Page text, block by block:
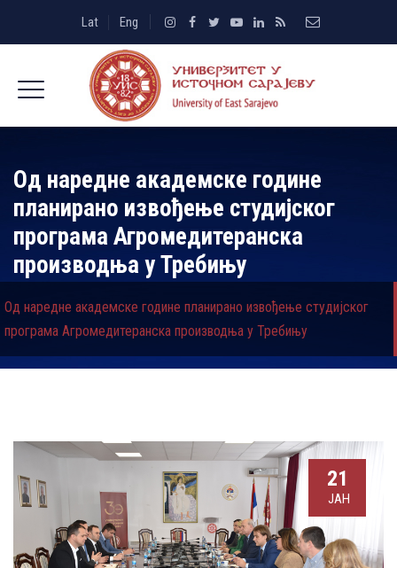
Lat Eng
Од наредне академске године
планирано извођење студијског
програма Агромедитеранска
производња у Требињу
Од наредне академске године планирано извођење студијског
програма Агромедитеранска производња у Требињу
21
ЈАН